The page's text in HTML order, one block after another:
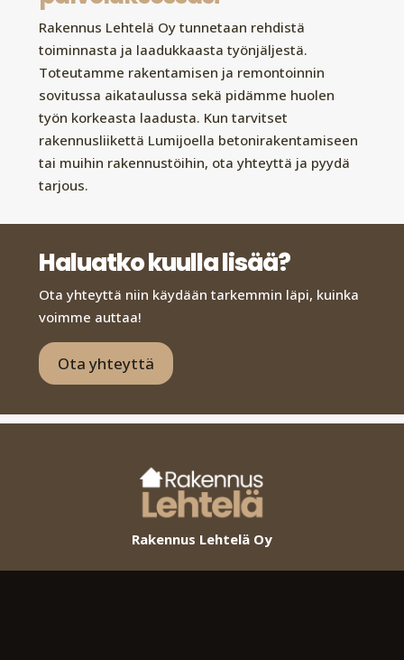
Rakennus Lehtelä Oy tunnetaan rehdistä
toiminnasta ja laadukkaasta työnjäljestä.
Toteutamme rakentamisen ja remontoinnin
sovitussa aikataulussa sekä pidämme huolen
työn korkeasta laadusta. Kun tarvitset
rakennusliikettä Lumijoella betonirakentamiseen
tai muihin rakennustöihin, ota yhteyttä ja pyydä
tarjous.
Haluatko kuulla lisää?
Ota yhteyttä niin käydään tarkemmin läpi, kuinka
voimme auttaa!
Ota yhteyttä
Rakennus Lehtelä Oy